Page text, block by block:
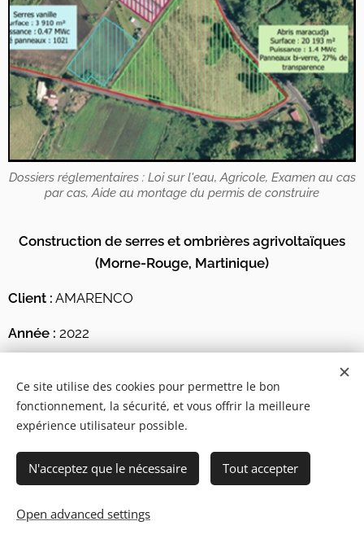
Dossiers réglementaires : Loi sur l'eau, Agricole, Examen au cas
par cas, Aide au montage du permis de construire
Construction de serres et ombrières agrivoltaïques
(Morne-Rouge, Martinique)
Client : AMARENCO
Année : 2022
État d'avancement :Terminé
Description :
Réalisation du dossier agricole, dossier
loi sur l'eau, dossier d'examen au cas par cas et aide
au montage du permis de construire, pour un projet
maracudjas.
Ce site utilise des cookies pour permettre le bon
fonctionnement, la sécurité, et vous offrir la meilleure
expérience utilisateur possible.
N'acceptez que le nécessaire Tout accepter
Open advanced settings